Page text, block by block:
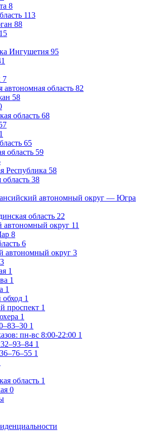
8
113
88
15
Ингушетия 95
7
автономная область 82
58
область 68
1
65
область 59
Республика 58
область 38
автономный округ — Югра
область 22
автономный округ 11
8
6
автономный округ 3
3
1
1
1
1
проспект 1
1
1
пн-вс 8:00-22:00 1
1
1
область 1
0